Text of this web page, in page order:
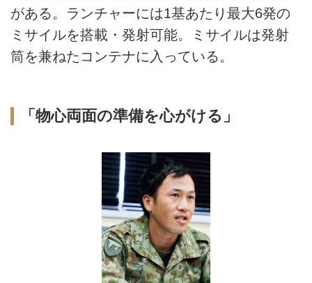
がある。ランチャーには1基あたり最大6発の
ミサイルを搭載・発射可能。ミサイルは発射
筒を兼ねたコンテナに入っている。
「物心両面の準備を心がける」